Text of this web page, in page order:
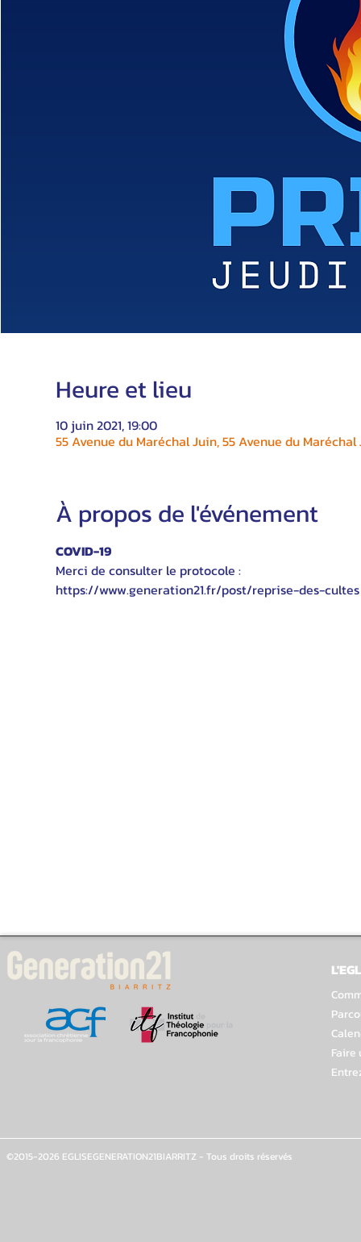
Heure et lieu
10 juin 2021, 19:00
55 Avenue du Maréchal Juin, 55 Avenue du
À propos de l'événement
COVID-19
Merci de consulter le protocole :
https://www.generation21.fr/post/reprise-des-cultes
Faire
©2015-2026 EGLISEGENERATION21BIARRITZ - Tous droits réservés